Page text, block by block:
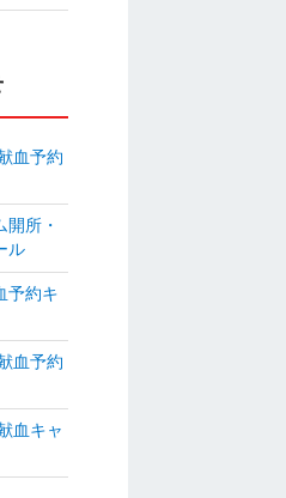
血予約
開所・
ル
予約キ
血予約
血キャ